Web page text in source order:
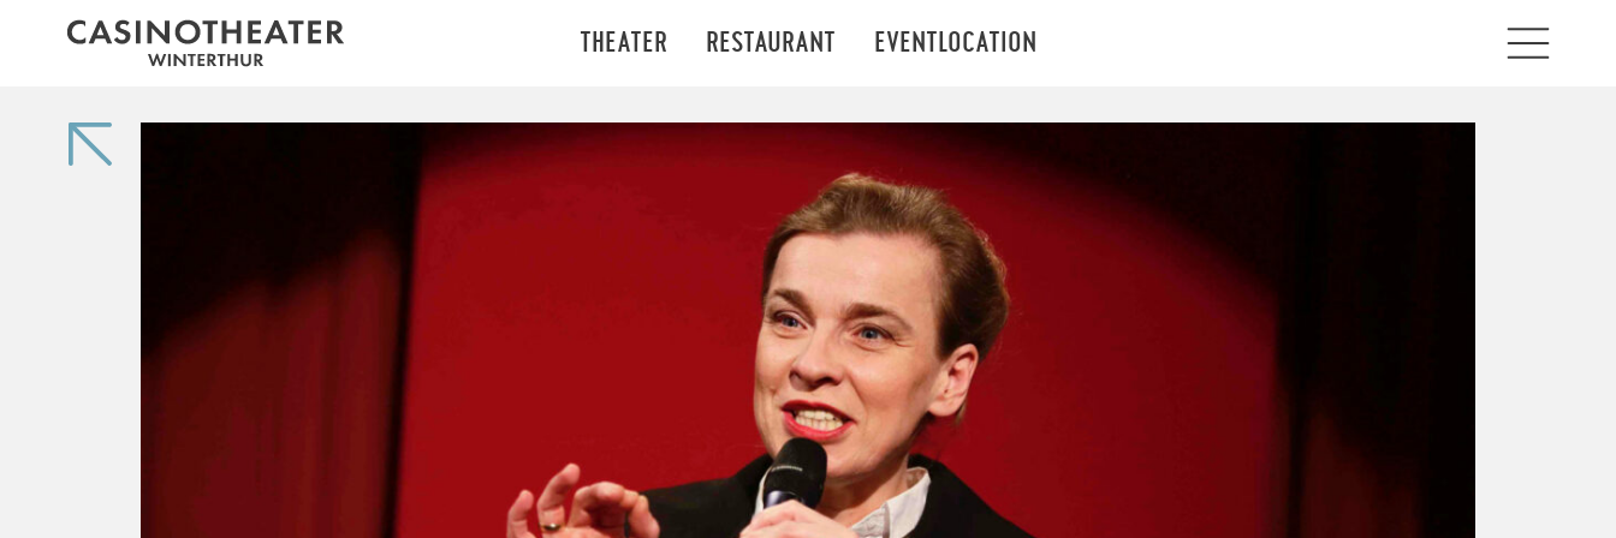
THEATER RESTAURANT EVENTLOCATION